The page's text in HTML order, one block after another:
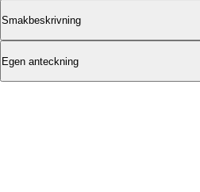
Smakbeskrivning
Egen anteckning